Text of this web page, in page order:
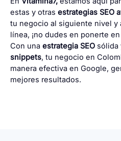
estas y otras estrategias SEO
tu negocio al siguiente nivel y
línea, ¡no dudes en ponerte
Con una estrategia SEO sólida
snippets, tu negocio en
manera efectiva en Google,
mejores resultados.